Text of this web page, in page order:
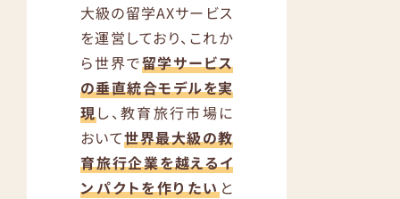
大級の留学AXサービス
を運営しており、これか
ら世界で留学サービス
の垂直統合モデルを実
現し、教育旅行市場に
おいて世界最大級の教
育旅行企業を越えるイ
ンパクトを作りたいと